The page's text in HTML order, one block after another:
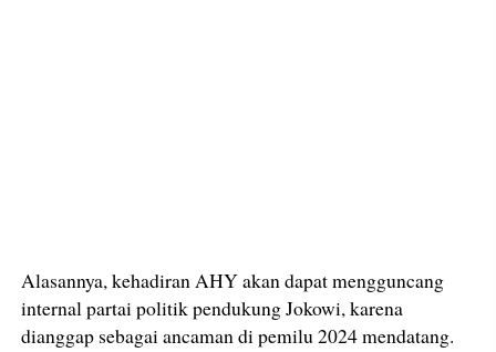
Alasannya, kehadiran AHY akan dapat mengguncang
internal partai politik pendukung Jokowi, karena
dianggap sebagai ancaman di pemilu 2024 mendatang.